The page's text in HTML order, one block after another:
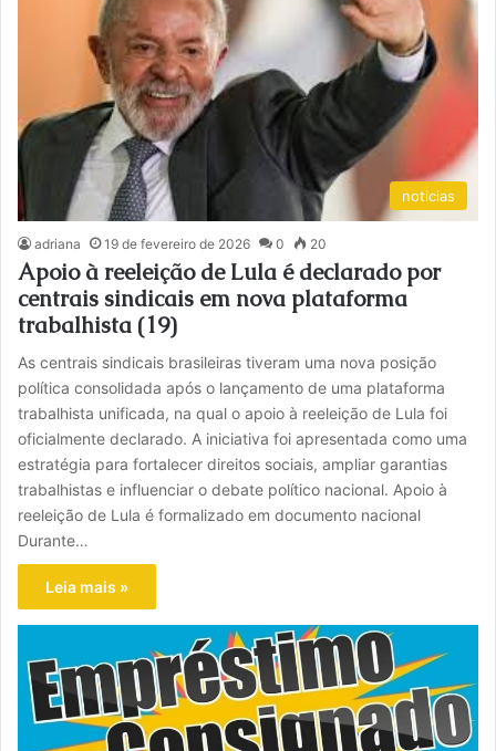
noticias
adriana 19 de fevereiro de 2026 0 20
Apoio à reeleição de Lula é declarado por
centrais sindicais em nova plataforma
trabalhista (19)
As centrais sindicais brasileiras tiveram uma nova posição
política consolidada após o lançamento de uma plataforma
trabalhista unificada, na qual o apoio à reeleição de Lula foi
oficialmente declarado. A iniciativa foi apresentada como uma
estratégia para fortalecer direitos sociais, ampliar garantias
trabalhistas e influenciar o debate político nacional. Apoio à
reeleição de Lula é formalizado em documento nacional
Durante…
Leia mais »